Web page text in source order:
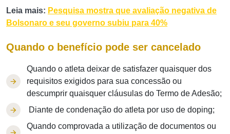
Leia mais: Pesquisa mostra que avaliação negativa de
Bolsonaro e seu governo subiu para 40%
Quando o benefício pode ser cancelado
Quando o atleta deixar de satisfazer quaisquer dos
requisitos exigidos para sua concessão ou
descumprir quaisquer cláusulas do Termo de Adesão;
Diante de condenação do atleta por uso de doping;
Quando comprovada a utilização de documentos ou